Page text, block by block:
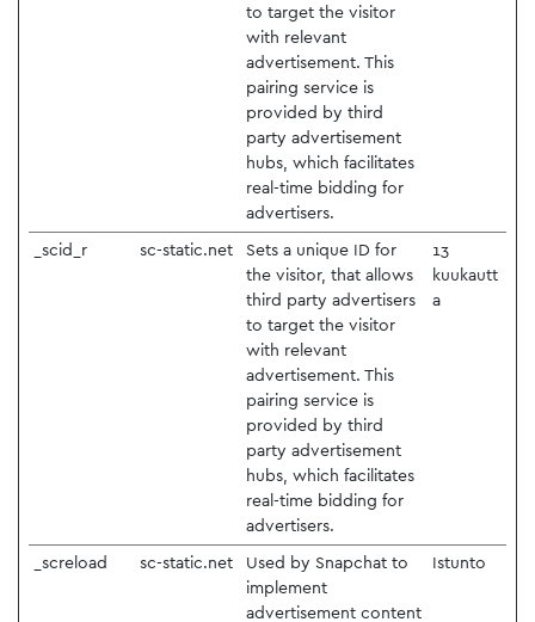
to target the visitor
with relevant
advertisement. This
pairing service is
provided by third
party advertisement
hubs, which facilitates
real-time bidding for
advertisers.
_scid_r sc-static.net
Sets a unique ID for
the visitor, that allows
third party advertisers
to target the visitor
with relevant
advertisement. This
pairing service is
provided by third
party advertisement
hubs, which facilitates
real-time bidding for
advertisers.
13
kuukautt
a
_screload sc-static.net
Used by Snapchat to
implement
advertisement content
Istunto